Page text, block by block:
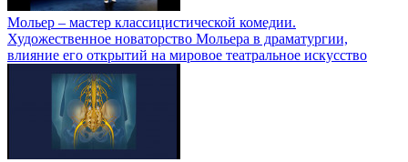
Мольер – мастер классицистической комедии.
Художественное новаторство Мольера в драматургии,
влияние его открытий на мировое театральное искусство